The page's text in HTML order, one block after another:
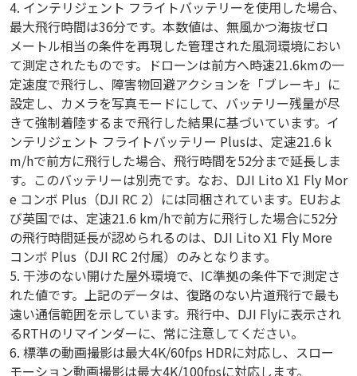
4. インテリジェント フライトバッテリーを使用した場合、
最大飛行時間は36分です。本数値は、無風かつ海抜ゼロ
メートル相当の条件を再現した管理された風洞環境におい
て測定されたものです。ドローンは前方へ時速21.6kmの一
定速度で飛行し、障害物回避アクションを「ブレーキ」に
設定し、カメラを写真モードにして、バッテリー残量が尽
きて強制着陸するまで飛行した結果に基づいています。イ
ンテリジェント フライトバッテリー Plusは、定速21.6 k
m/hで前方に飛行した場合、飛行時間を52分まで延長しま
す。このバッテリーは別売です。なお、DJI Lito X1 Fly Mor
e コンボ Plus（DJI RC 2）には同梱されています。EUおよ
び英国では、定速21.6 km/hで前方に飛行した場合に52分
の飛行時間延長が認められるのは、DJI Lito X1 Fly More
コンボ Plus（DJI RC 2付属）のみとなります。
5. 干渉のない開けた屋外環境で、IC準拠の条件下で測定さ
れた値です。上記のデータは、復路のない片道飛行で最も
遠い通信範囲を示しています。飛行中、DJI Flyに表示され
るRTHのリマインダーに、常に注意してください。
6. 標準の動画撮影は最大4K/60fps HDRに対応し、スロー
モーション動画撮影は最大4K/100fpsに対応します。